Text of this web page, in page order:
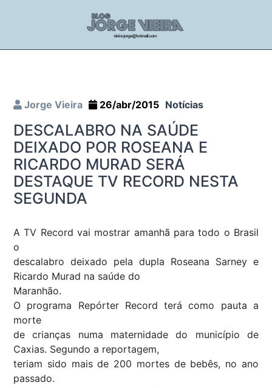
Jorge Vieira 26/abr/2015 Notícias
DESCALABRO NA SAÚDE
DEIXADO POR ROSEANA E
RICARDO MURAD SERÁ
DESTAQUE TV RECORD NESTA
SEGUNDA
A TV Record vai mostrar amanhã para todo o Brasil
o
descalabro deixado pela dupla Roseana Sarney e
Ricardo Murad na saúde do
Maranhão.
O programa Repórter Record terá como pauta a
morte
de crianças numa maternidade do município de
Caxias. Segundo a reportagem,
teriam sido mais de 200 mortes de bebês, no ano
passado.